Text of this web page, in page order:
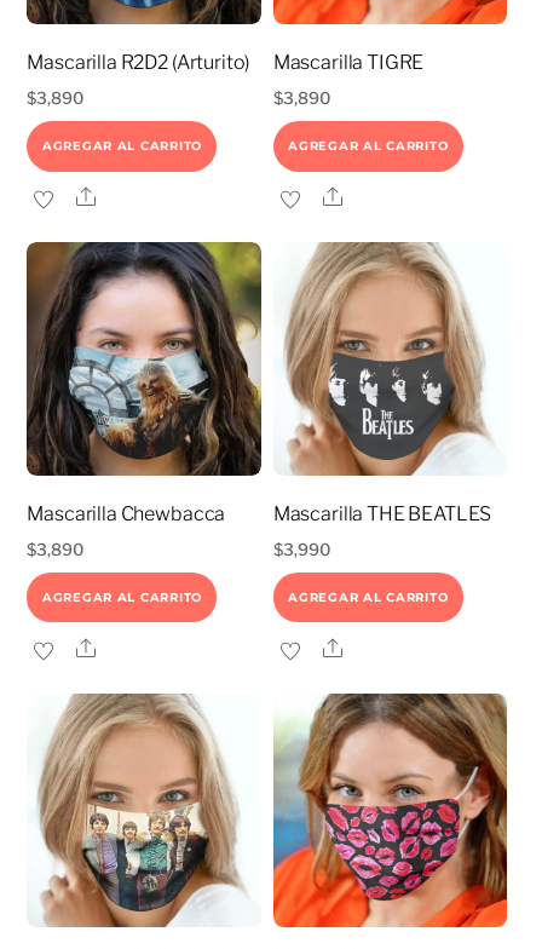
Mascarilla R2D2 (Arturito)
$3,890
AGREGAR AL CARRITO
Share
Mascarilla TIGRE
$3,890
AGREGAR AL CARRITO
Share
Mascarilla Chewbacca
$3,890
AGREGAR AL CARRITO
Share
Mascarilla THE BEATLES
$3,990
AGREGAR AL CARRITO
Share